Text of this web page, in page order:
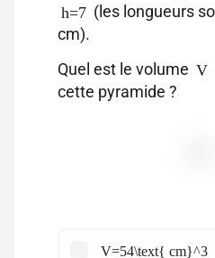
h=7 (les longueurs
cm).
Quel est le volume V
cette pyramide ?
V=54\text{ cm}^3